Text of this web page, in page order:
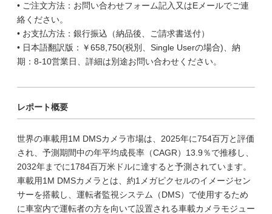
• ご注文方法：お問い合わせフォーム記入又はEメールでご連
絡ください。
• お支払方法：銀行振込（納品後、ご請求書送付）
• 日本語翻訳版：￥658,750(税別、Single Userの場合)、納
期：8-10営業日、詳細は別途お問い合わせください。
レポート概要
世界の車載用1M DMSカメラ市場は、2025年に754百万と評価
され、予測期間中の年平均成長率（CAGR）13.9％で推移し、
2032年までに1784百万米ドルに達すると予測されています。
車載用1M DMSカメラとは、約1メガピクセルのイメージセン
サーを搭載し、運転者監視システム（DMS）で使用するため
に車室内で運転者の方を向いて設置される車載カメラモジュー